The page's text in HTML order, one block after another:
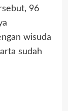
96
wisuda
sudah